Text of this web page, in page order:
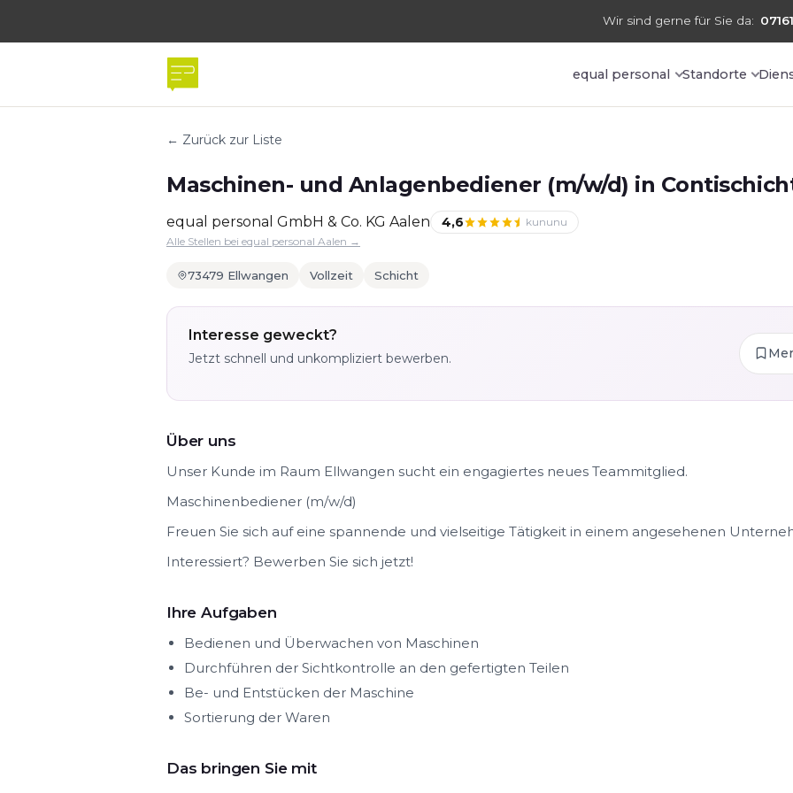
Wir sind gerne für Sie da:
equal personal Standorte
← Zurück zur Liste
Maschinen- und Anlagenbediener (m/w/d) in
equal personal GmbH & Co. KG Aalen 4,6
kununu
Alle Stellen bei equal personal Aalen →
73479 Ellwangen Vollzeit Schicht
Interesse geweckt?
Jetzt schnell und unkompliziert bewerben.
Über uns
Unser Kunde im Raum Ellwangen sucht ein engagiertes neues Teammitglied.
Maschinenbediener (m/w/d)
Freuen Sie sich auf eine spannende und vielseitige Tätigkeit in einem angesehenen
Interessiert? Bewerben Sie sich jetzt!
Ihre Aufgaben
Bedienen und Überwachen von Maschinen
Durchführen der Sichtkontrolle an den gefertigten Teilen
Be- und Entstücken der Maschine
Sortierung der Waren
Das bringen Sie mit